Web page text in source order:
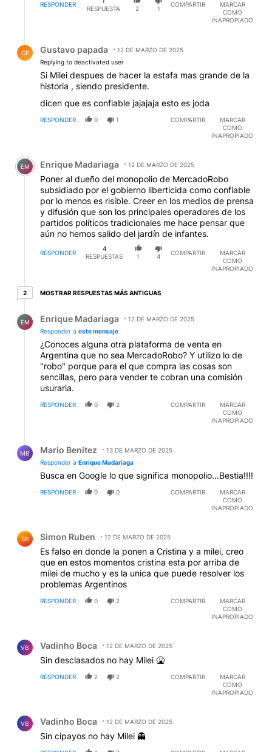
RESPONDER
RESPUESTA
2 1
COMPARTIR
MARCAR
COMO
INAPROPIADO
GP Gustavo papada
12 DE MARZO DE 2025
Replying to deactivated user
Si Milei despues de hacer la estafa mas grande de la
historia , siendo presidente.
dicen que es confiable jajajaja esto es joda
RESPONDER 0 1 COMPARTIR
MARCAR
COMO
INAPROPIADO
Comentario de Enrique Madariaga.
EM Enrique Madariaga 12 DE MARZO DE 2025
Poner al dueño del monopolio de MercadoRobo
subsidiado por el gobierno liberticida como confiable
por lo menos es risible. Creer en los medios de prensa
y difusión que son los principales operadores de los
partidos políticos tradicionales me hace pensar que
aún no hemos salido del jardín de infantes.
RESPONDER
4
RESPUESTAS
1 4
COMPARTIR
MARCAR
COMO
INAPROPIADO
22 respuestas más antiguas
MOSTRAR RESPUESTAS MÁS ANTIGUAS
EM Enrique Madariaga
12 DE MARZO DE 2025
Responder a este mensaje
¿Conoces alguna otra plataforma de venta en
Argentina que no sea MercadoRobo? Y utilizo lo de
"robo" porque para el que compra las cosas son
sencillas, pero para vender te cobran una comisión
usuraria.
RESPONDER 0 2 COMPARTIR
MARCAR
COMO
INAPROPIADO
MB Mario Benitez
13 DE MARZO DE 2025
Responder a Enrique Madariaga
Busca en Google lo que significa monopolio...Bestia!!!!
RESPONDER 0 0 COMPARTIR
MARCAR
COMO
INAPROPIADO
SR Simon Ruben 12 DE MARZO DE 2025
Es falso en donde la ponen a Cristina y a milei, creo
que en estos momentos cristina esta por arriba de
milei de mucho y es la unica que puede resolver los
problemas Argentinos
RESPONDER 0 2 COMPARTIR
MARCAR
COMO
INAPROPIADO
VB Vadinho Boca 12 DE MARZO DE 2025
Sin desclasados no hay Milei 🤮
RESPONDER 2 2 COMPARTIR
MARCAR
COMO
INAPROPIADO
VB Vadinho Boca 12 DE MARZO DE 2025
Sin cipayos no hay Milei 👻